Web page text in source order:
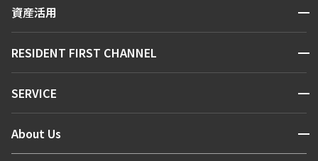
新着情報から探す
新着募集情報
お問い合わせ
資産活用 開閉
お問い合わせ
RESIDENT FIRST CHANNEL 開閉
マンションレポート
住まいのコラム
SERVICE 開閉
会員ページ
About Us 開閉